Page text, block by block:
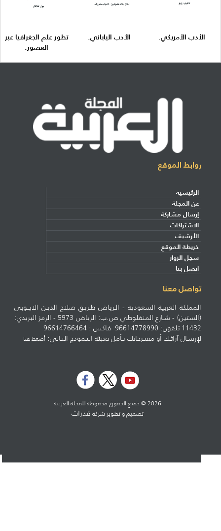
الأدب الأمريكي. الأدب الياباني.
تطور علم الجغرافيا عبر
العصور.
روابط الموقع
الرئيسيه
عن المجلة
إرسال مشاركة
الاشتراكات
الأرشيف
خريطة الموقع
سجل الزوار
اتصل بنا
تواصل معنا
المملكة العربية السعودية - الـرياض طـريـق صلاح الديـن الايــوبي
(الستين) - شـارع المنفلوطي ص.ب: الرياض 5973 - الرمز البريدي:
11432 تلفون: 96614778990 فاكس : 96614766464
لإرسـال آرائـك أو مقتـرحاتك نـأمل تعبئة النـموذج التـالي: أضغط هنا
2026 © جميع الحقوق محفوظة للمجلة العربية
تصميم و تطوير شركهقدرات